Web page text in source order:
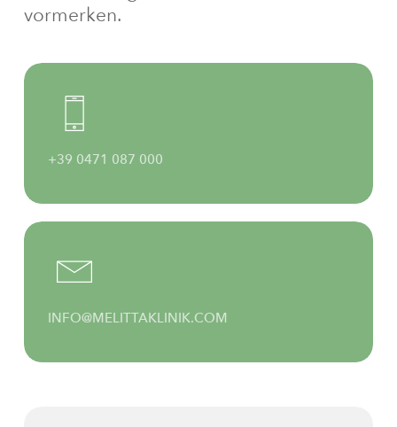
vormerken.
+39 0471 087 000
INFO@MELITTAKLINIK.COM